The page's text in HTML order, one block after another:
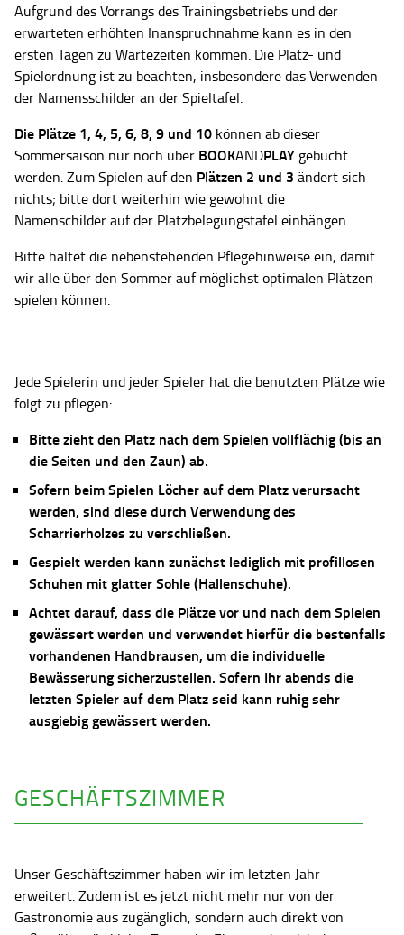
Aufgrund des Vorrangs des Trainingsbetriebs und der
erwarteten erhöhten Inanspruchnahme kann es in den
ersten Tagen zu Wartezeiten kommen. Die Platz- und
Spielordnung ist zu beachten, insbesondere das Verwenden
der Namensschilder an der Spieltafel.
Die Plätze 1, 4, 5, 6, 8, 9 und 10 können ab dieser
Sommersaison nur noch über BOOKANDPLAY gebucht
werden. Zum Spielen auf den Plätzen 2 und 3 ändert sich
nichts; bitte dort weiterhin wie gewohnt die
Namenschilder auf der Platzbelegungstafel einhängen.
Bitte haltet die nebenstehenden Pflegehinweise ein, damit
wir alle über den Sommer auf möglichst optimalen Plätzen
spielen können.
Jede Spielerin und jeder Spieler hat die benutzten Plätze wie
folgt zu pflegen:
Bitte zieht den Platz nach dem Spielen vollflächig (bis an
die Seiten und den Zaun) ab.
Sofern beim Spielen Löcher auf dem Platz verursacht
werden, sind diese durch Verwendung des
Scharrierholzes zu verschließen.
Gespielt werden kann zunächst lediglich mit profillosen
Schuhen mit glatter Sohle (Hallenschuhe).
Achtet darauf, dass die Plätze vor und nach dem Spielen
gewässert werden und verwendet hierfür die bestenfalls
vorhandenen Handbrausen, um die individuelle
Bewässerung sicherzustellen. Sofern Ihr abends die
letzten Spieler auf dem Platz seid kann ruhig sehr
ausgiebig gewässert werden.
GESCHÄFTSZIMMER
Unser Geschäftszimmer haben wir im letzten Jahr
erweitert. Zudem ist es jetzt nicht mehr nur von der
Gastronomie aus zugänglich, sondern auch direkt von